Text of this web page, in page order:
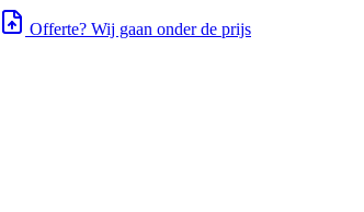
Offerte? Wij gaan onder de prijs